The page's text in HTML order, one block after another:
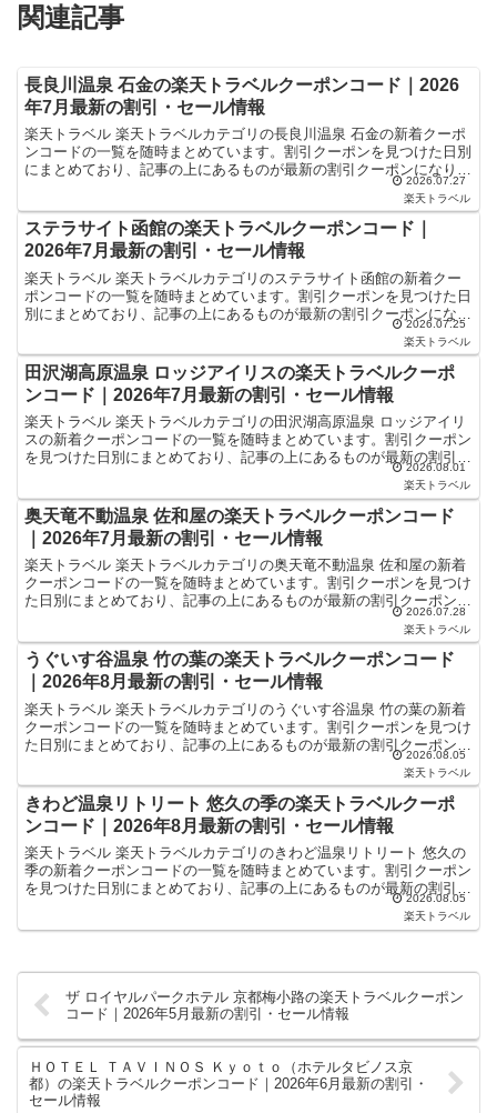
関連記事
長良川温泉 石金の楽天トラベルクーポンコード｜2026
年7月最新の割引・セール情報
楽天トラベル 楽天トラベルカテゴリの長良川温泉 石金の新着クーポ
ンコードの一覧を随時まとめています。割引クーポンを見つけた日別
にまとめており、記事の上にあるものが最新の割引クーポンになりま
す。ホテル・旅館宿泊の予約などで使えるクーポンやセー...2026.07.27
楽天トラベル
ステラサイト函館の楽天トラベルクーポンコード｜
2026年7月最新の割引・セール情報
楽天トラベル 楽天トラベルカテゴリのステラサイト函館の新着クー
ポンコードの一覧を随時まとめています。割引クーポンを見つけた日
別にまとめており、記事の上にあるものが最新の割引クーポンになり
ます。ホテル・旅館宿泊の予約などで使えるクーポンやセー...2026.07.25
楽天トラベル
田沢湖高原温泉 ロッジアイリスの楽天トラベルクーポ
ンコード｜2026年7月最新の割引・セール情報
楽天トラベル 楽天トラベルカテゴリの田沢湖高原温泉 ロッジアイリ
スの新着クーポンコードの一覧を随時まとめています。割引クーポン
を見つけた日別にまとめており、記事の上にあるものが最新の割引ク
ーポンになります。ホテル・旅館宿泊の予約などで使える...2026.08.01
楽天トラベル
奥天竜不動温泉 佐和屋の楽天トラベルクーポンコード
｜2026年7月最新の割引・セール情報
楽天トラベル 楽天トラベルカテゴリの奥天竜不動温泉 佐和屋の新着
クーポンコードの一覧を随時まとめています。割引クーポンを見つけ
た日別にまとめており、記事の上にあるものが最新の割引クーポンに
なります。ホテル・旅館宿泊の予約などで使えるクーポン...2026.07.28
楽天トラベル
うぐいす谷温泉 竹の葉の楽天トラベルクーポンコード
｜2026年8月最新の割引・セール情報
楽天トラベル 楽天トラベルカテゴリのうぐいす谷温泉 竹の葉の新着
クーポンコードの一覧を随時まとめています。割引クーポンを見つけ
た日別にまとめており、記事の上にあるものが最新の割引クーポンに
なります。ホテル・旅館宿泊の予約などで使えるクーポン...2026.08.05
楽天トラベル
きわど温泉リトリート 悠久の季の楽天トラベルクーポ
ンコード｜2026年8月最新の割引・セール情報
楽天トラベル 楽天トラベルカテゴリのきわど温泉リトリート 悠久の
季の新着クーポンコードの一覧を随時まとめています。割引クーポン
を見つけた日別にまとめており、記事の上にあるものが最新の割引ク
ーポンになります。ホテル・旅館宿泊の予約などで使える...2026.08.05
楽天トラベル
ザ ロイヤルパークホテル 京都梅小路の楽天トラベルクーポン
コード｜2026年5月最新の割引・セール情報
ＨＯＴＥＬ ＴＡＶＩＮＯＳ Ｋｙｏｔｏ（ホテルタビノス京
都）の楽天トラベルクーポンコード｜2026年6月最新の割引・
セール情報